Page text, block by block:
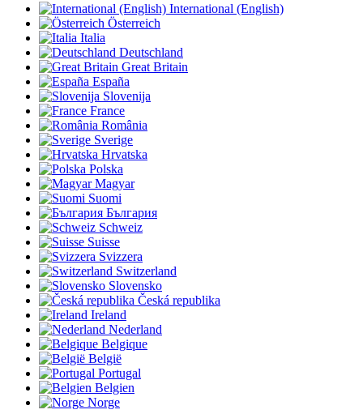
International (English)
Österreich
Italia
Deutschland
Great Britain
España
Slovenija
France
România
Sverige
Hrvatska
Polska
Magyar
Suomi
България
Schweiz
Suisse
Svizzera
Switzerland
Slovensko
Česká republika
Ireland
Nederland
Belgique
België
Portugal
Belgien
Norge